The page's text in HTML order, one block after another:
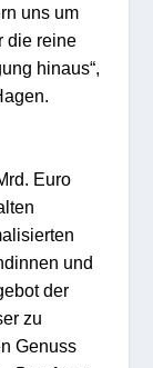
uns um
die reine
hinaus“
gen.
Euro
ten
und
der
zu
Genuss